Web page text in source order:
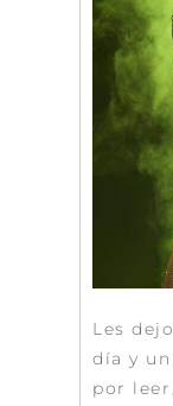
Les
día y
por